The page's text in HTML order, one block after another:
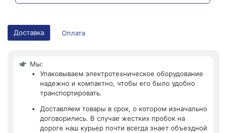
Доставка Оплата
Мы:
Упаковываем электротехническое оборудование
надежно и компактно, чтобы его было удобно
транспортировать.
Доставляем товары в срок, о котором изначально
договорились. В случае жестких пробок на
дороге наш курьер почти всегда знает объездной